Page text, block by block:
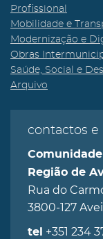
Profissional
Mobilidade e
Modernização e
Obras
Saúde, Social e
Arquivo
contactos e
Região de
Rua do
3800-127
tel +351 234